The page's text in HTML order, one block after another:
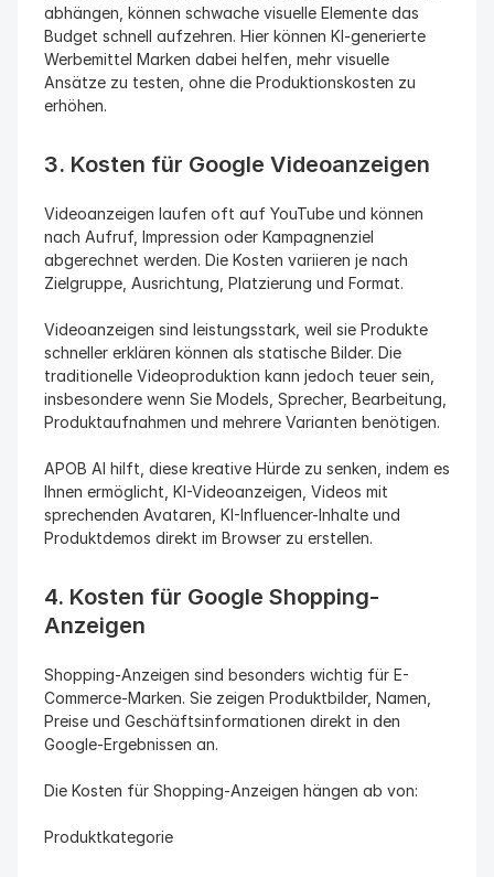
abhängen, können schwache visuelle Elemente das
Budget schnell aufzehren. Hier können KI-generierte
Werbemittel Marken dabei helfen, mehr visuelle
Ansätze zu testen, ohne die Produktionskosten zu
erhöhen.
3. Kosten für Google Videoanzeigen
Videoanzeigen laufen oft auf YouTube und können
nach Aufruf, Impression oder Kampagnenziel
abgerechnet werden. Die Kosten variieren je nach
Zielgruppe, Ausrichtung, Platzierung und Format.
Videoanzeigen sind leistungsstark, weil sie Produkte
schneller erklären können als statische Bilder. Die
traditionelle Videoproduktion kann jedoch teuer sein,
insbesondere wenn Sie Models, Sprecher, Bearbeitung,
Produktaufnahmen und mehrere Varianten benötigen.
APOB AI hilft, diese kreative Hürde zu senken, indem es
Ihnen ermöglicht, KI-Videoanzeigen, Videos mit
sprechenden Avataren, KI-Influencer-Inhalte und
Produktdemos direkt im Browser zu erstellen.
4. Kosten für Google Shopping-
Anzeigen
Shopping-Anzeigen sind besonders wichtig für E-
Commerce-Marken. Sie zeigen Produktbilder, Namen,
Preise und Geschäftsinformationen direkt in den
Google-Ergebnissen an.
Die Kosten für Shopping-Anzeigen hängen ab von:
Produktkategorie